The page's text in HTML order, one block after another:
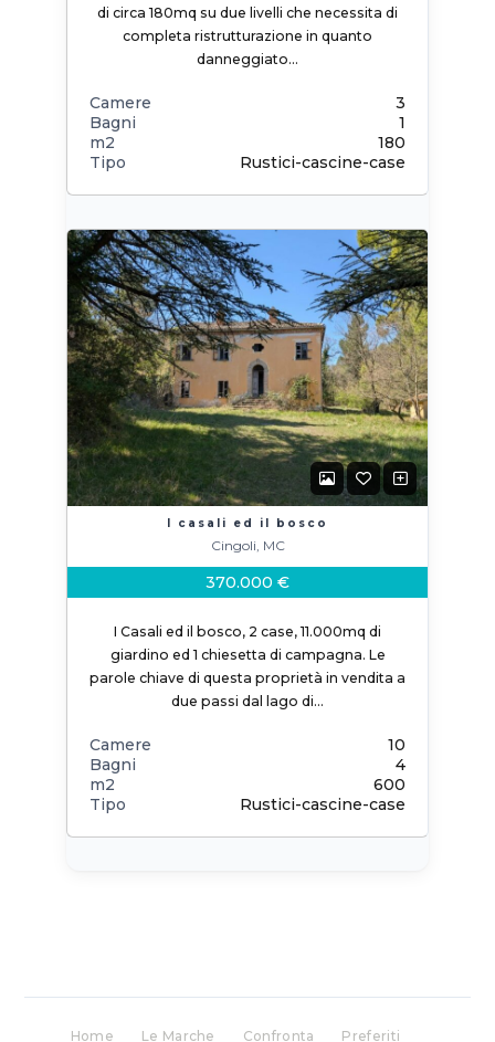
di circa 180mq su due livelli che necessita di
completa ristrutturazione in quanto
danneggiato…
Camere
3
Bagni
1
m2
180
Tipo
Rustici-cascine-case
I casali ed il bosco
Cingoli, MC
370.000 €
I Casali ed il bosco, 2 case, 11.000mq di
giardino ed 1 chiesetta di campagna. Le
parole chiave di questa proprietà in vendita a
due passi dal lago di…
Camere
10
Bagni
4
m2
600
Tipo
Rustici-cascine-case
Home Le Marche Confronta Preferiti